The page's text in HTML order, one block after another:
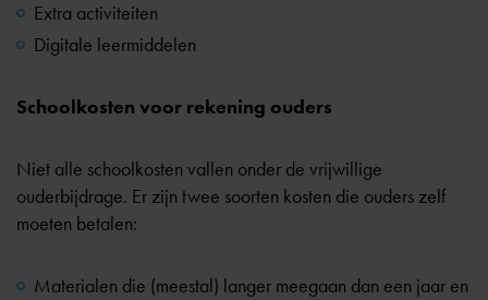
Extra activiteiten
Digitale leermiddelen
Schoolkosten voor rekening ouders
Niet alle schoolkosten vallen onder de vrijwillige
ouderbijdrage. Er zijn twee soorten kosten die ouders zelf
moeten betalen:
Materialen die (meestal) langer meegaan dan een jaar en